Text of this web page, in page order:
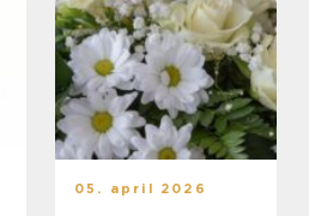
05. april 2026